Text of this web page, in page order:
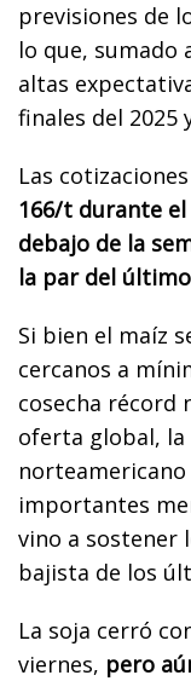
previsiones de
lo que, sumado
altas
finales del 2025
Las
166/t durante el
debajo de la
la par del
Si bien el maíz
cercanos a
cosecha récord
oferta global,
importantes
vino a sostener
bajista de los
La soja cerró
viernes, pero